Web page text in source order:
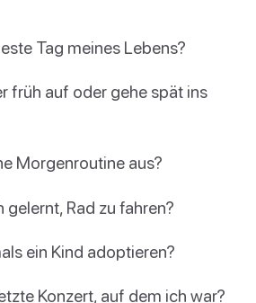
Tag meines Lebens?
früh auf oder gehe spät ins
Morgenroutine aus?
gelernt, Rad zu fahren?
ein Kind adoptieren?
Konzert, auf dem ich war?